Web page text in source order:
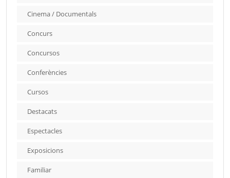
Cinema / Documentals
Concurs
Concursos
Conferències
Cursos
Destacats
Espectacles
Exposicions
Familiar